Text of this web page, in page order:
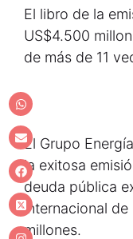
El libro de la
US$4.500
de más de 11
El Grupo
la exitosa
deuda pública
internacional
millones.